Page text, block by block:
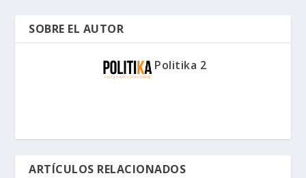
SOBRE EL AUTOR
Politika 2
ARTÍCULOS RELACIONADOS